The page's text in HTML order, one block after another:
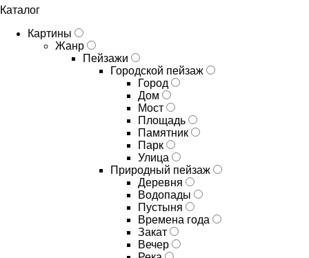
Каталог
Картины
Жанр
Пейзажи
Городской пейзаж
Город
Дом
Мост
Площадь
Памятник
Парк
Улица
Природный пейзаж
Деревня
Водопады
Пустыня
Времена года
Закат
Вечер